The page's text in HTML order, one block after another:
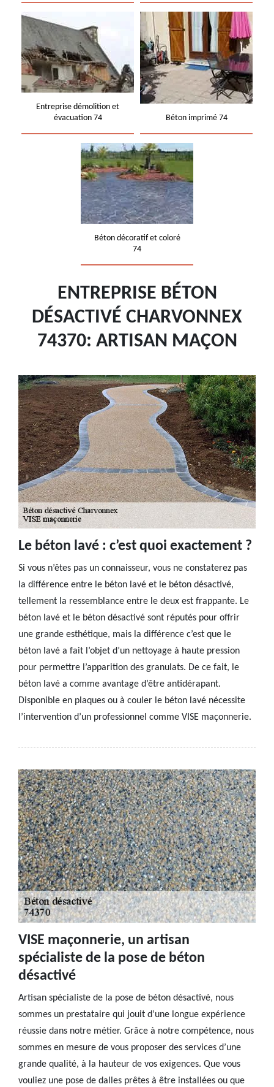
Entreprise démolition et
évacuation 74
Béton imprimé 74
Béton décoratif et coloré
74
ENTREPRISE BÉTON
DÉSACTIVÉ CHARVONNEX
74370: ARTISAN MAÇON
Le béton lavé : c’est quoi exactement ?
Si vous n’êtes pas un connaisseur, vous ne constaterez pas
la différence entre le béton lavé et le béton désactivé,
tellement la ressemblance entre le deux est frappante. Le
béton lavé et le béton désactivé sont réputés pour offrir
une grande esthétique, mais la différence c’est que le
béton lavé a fait l’objet d’un nettoyage à haute pression
pour permettre l’apparition des granulats. De ce fait, le
béton lavé a comme avantage d’être antidérapant.
Disponible en plaques ou à couler le béton lavé nécessite
l’intervention d’un professionnel comme VISE maçonnerie.
VISE maçonnerie, un artisan
spécialiste de la pose de béton
désactivé
Artisan spécialiste de la pose de béton désactivé, nous
sommes un prestataire qui jouit d’une longue expérience
réussie dans notre métier. Grâce à notre compétence, nous
sommes en mesure de vous proposer des services d’une
grande qualité, à la hauteur de vos exigences. Que vous
vouliez une pose de dalles prêtes à être installées ou que